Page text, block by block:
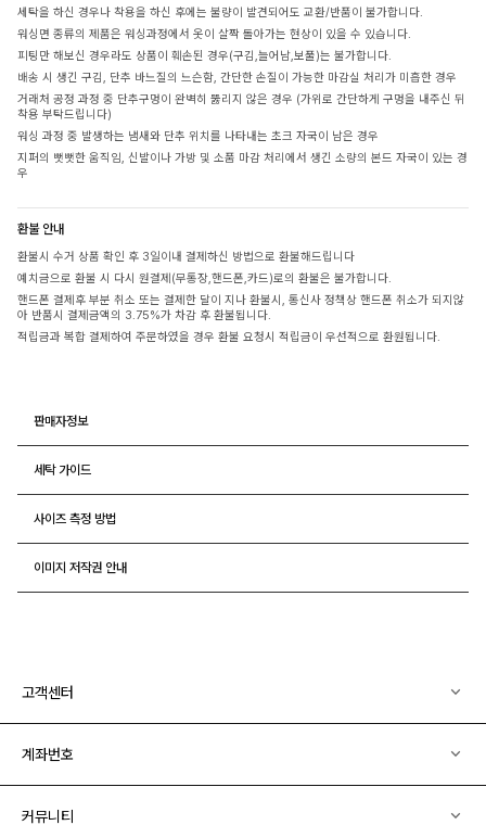
세탁을 하신 경우나 착용을 하신 후에는 불량이 발견되어도 교환/반품이 불가합니다.
워싱면 종류의 제품은 워싱과정에서 옷이 살짝 돌아가는 현상이 있을 수 있습니다.
피팅만 해보신 경우라도 상품이 훼손된 경우(구김,늘어남,보풀)는 불가합니다.
배송 시 생긴 구김, 단추 바느질의 느슨함, 간단한 손질이 가능한 마감실 처리가 미흡한 경우
거래처 공정 과정 중 단추구멍이 완벽히 뚫리지 않은 경우 (가위로 간단하게 구멍을 내주신 뒤
착용 부탁드립니다)
워싱 과정 중 발생하는 냄새와 단추 위치를 나타내는 초크 자국이 남은 경우
지퍼의 뻣뻣한 움직임, 신발이나 가방 및 소품 마감 처리에서 생긴 소량의 본드 자국이 있는 경
우
환불 안내
환불시 수거 상품 확인 후 3일이내 결제하신 방법으로 환불해드립니다
예치금으로 환불 시 다시 원결제(무통장,핸드폰,카드)로의 환불은 불가합니다.
핸드폰 결제후 부분 취소 또는 결제한 달이 지나 환불시, 통신사 정책상 핸드폰 취소가 되지않
아 반품시 결제금액의 3.75%가 차감 후 환불됩니다.
적립금과 복합 결제하여 주문하였을 경우 환불 요청시 적립금이 우선적으로 환원됩니다.
판매자정보
세탁 가이드
사이즈 측정 방법
이미지 저작권 안내
고객센터
계좌번호
커뮤니티